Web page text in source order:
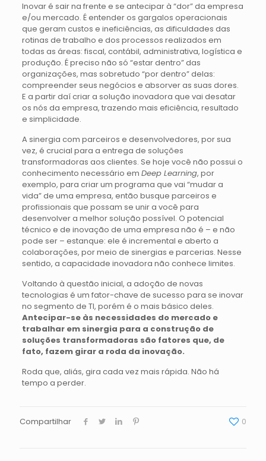
Inovar é sair na frente e se antecipar à “dor” da empresa
e/ou mercado. É entender os gargalos operacionais
que geram custos e ineficiências, as dificuldades das
rotinas de trabalho e dos processos realizados em
todas as áreas: fiscal, contábil, administrativa, logística e
produção. É preciso não só “estar dentro” das
organizações, mas sobretudo “por dentro” delas:
compreender seus negócios e absorver as suas dores.
E a partir daí criar a solução inovadora que vai desatar
os nós da empresa, trazendo mais eficiência, resultado
e simplicidade.
A sinergia com parceiros e desenvolvedores, por sua
vez, é crucial para a entrega de soluções
transformadoras aos clientes. Se hoje você não possui o
conhecimento necessário em Deep Learning, por
exemplo, para criar um programa que vai “mudar a
vida” de uma empresa, então busque parceiros e
profissionais que possam se unir a você para
desenvolver a melhor solução possível. O potencial
técnico e de inovação de uma empresa não é – e não
pode ser – estanque: ele é incremental e aberto a
colaborações, por meio de sinergias e parcerias. Nesse
sentido, a capacidade inovadora não conhece limites.
Voltando à questão inicial, a adoção de novas
tecnologias é um fator-chave de sucesso para se inovar
no segmento de TI, porém é o mais básico deles.
Antecipar-se às necessidades do mercado e
trabalhar em sinergia para a construção de
soluções transformadoras são fatores que, de
fato, fazem girar a roda da inovação.
Roda que, aliás, gira cada vez mais rápida. Não há
tempo a perder.
Compartilhar 0